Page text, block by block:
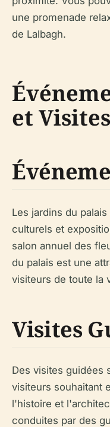
une promenade
de Lalbagh.
et
Les jardins du
culturels et
salon annuel des
du palais est une
visiteurs de toute la
Visites
Des visites guidées
visiteurs souhaitant
l'histoire et
conduites par des